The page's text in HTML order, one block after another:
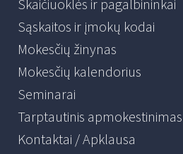
Skaičiuoklės ir pagalbininkai
Sąskaitos ir įmokų kodai
Mokesčių žinynas
Mokesčių kalendorius
Seminarai
Tarptautinis apmokestinimas
Kontaktai / Apklausa